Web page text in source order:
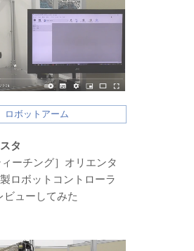
ロボットアーム
タ
ィーチング］オリエンタ
ロボットコントローラ
ビューしてみた